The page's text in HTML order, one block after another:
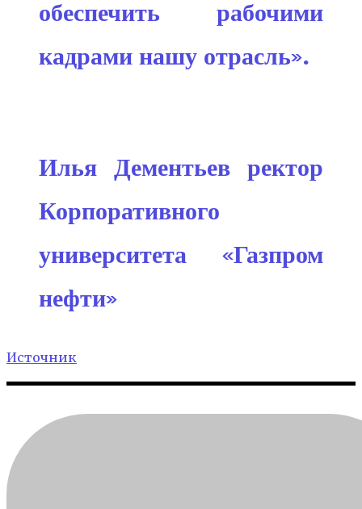
обеспечить рабочими
кадрами нашу отрасль».
Илья Дементьев
ректор
Корпоративного
университета «Газпром
нефти»
Источник